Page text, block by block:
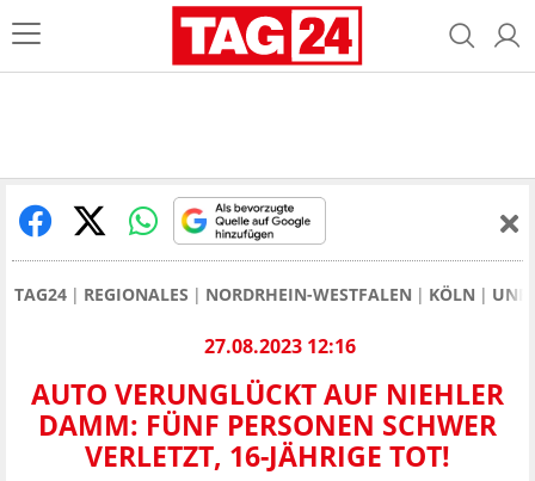
TAG24 REGIONALES NORDRHEIN-WESTFALEN KÖLN
27.08.2023 12:16
AUTO VERUNGLÜCKT AUF NIEHLER
DAMM: FÜNF PERSONEN SCHWER
VERLETZT, 16-JÄHRIGE TOT!